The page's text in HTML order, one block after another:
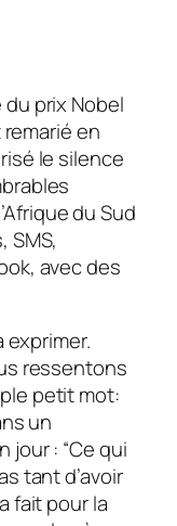
du prix Nobel
en
le silence
du Sud
SMS,
avec des
ressentons
petit mot:
un
jour : “Ce qui
tant d’avoir
fait pour la